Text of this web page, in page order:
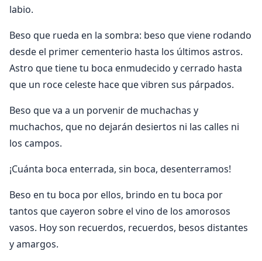
labio.
Beso que rueda en la sombra: beso que viene rodando
desde el primer cementerio hasta los últimos astros.
Astro que tiene tu boca enmudecido y cerrado hasta
que un roce celeste hace que vibren sus párpados.
Beso que va a un porvenir de muchachas y
muchachos, que no dejarán desiertos ni las calles ni
los campos.
¡Cuánta boca enterrada, sin boca, desenterramos!
Beso en tu boca por ellos, brindo en tu boca por
tantos que cayeron sobre el vino de los amorosos
vasos. Hoy son recuerdos, recuerdos, besos distantes
y amargos.